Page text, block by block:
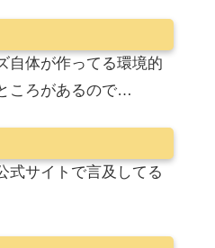
自体が作ってる環境的
ころがあるので…
式サイトで言及してる